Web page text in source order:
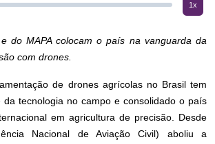
1x
do MAPA colocam o país na vanguarda da
com drones.
de drones agrícolas no Brasil tem
da tecnologia no campo e consolidado o país
em agricultura de precisão. Desde
Nacional de Aviação Civil) aboliu a